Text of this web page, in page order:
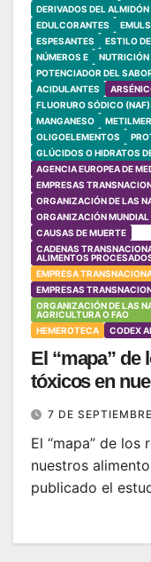
DERIVADOS DEL ALMIDÓN
EDULCORANTES
ESPESANTES
ESTILO
NÚMEROS E
NUTRICIÓN
POTENCIADOR DEL
ACIDULANTES
FLUORURO SÓDICO (NAF)
MANGANESO
OLIGOELEMENTOS
GLÚCIDOS O HIDRATOS
AGENCIA EUROPEA DE
EMPRESAS
ORGANIZACIÓN DE LAS
ORGANIZACIÓN
CAUSAS DE MUERTE
CADENAS
ALIMENTOS
EMPRESA
EMPRESAS
ORGANIZACIÓN DE LAS
AGRICULTURA O FAO
HEMEROTECA
CODEX
El “mapa” de
tóxicos en
7 DE
El “mapa” de
nuestros
publicado el